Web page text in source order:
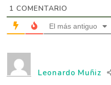
1 COMENTARIO
El más antiguo
Leonardo Muñiz